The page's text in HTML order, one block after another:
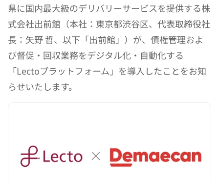
県に国内最大級のデリバリーサービスを提供する株
式会社出前館（本社：東京都渋谷区、代表取締役社
長：矢野 哲、以下「出前館」）が、債権管理およ
び督促・回収業務をデジタル化・自動化する
「Lectoプラットフォーム」を導入したことをお知
らせいたします。